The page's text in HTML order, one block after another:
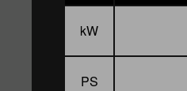
kW
PS